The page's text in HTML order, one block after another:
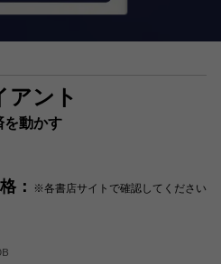
アント
を動かす
： ※各書店サイトで確認してください